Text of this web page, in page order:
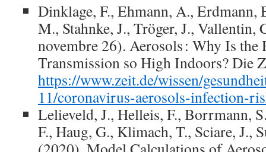
Dinklage, F., Ehmann, A., Erdmann,
M., Stahnke, J., Tröger, J., Vallentin,
novembre 26). Aerosols : Why Is
Transmission so High Indoors? Die
https://www.zeit.de/wissen/
11/coronavirus-aerosols-infection-
Lelieveld, J., Helleis, F., Borrmann,
F., Haug, G., Klimach, T., Sciare, J.,